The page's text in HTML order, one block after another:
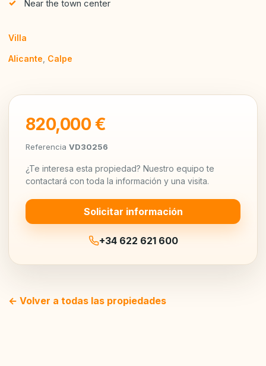
Near the town center
Villa
Alicante Calpe
820,000 €
Referencia VD30256
¿Te interesa esta propiedad? Nuestro equipo te
contactará con toda la información y una visita.
Solicitar información
+34 622 621 600
← Volver a todas las propiedades